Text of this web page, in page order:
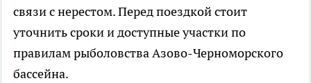
связи с нерестом. Перед поездкой стоит
уточнить сроки и доступные участки по
правилам рыболовства Азово-Черноморского
бассейна.